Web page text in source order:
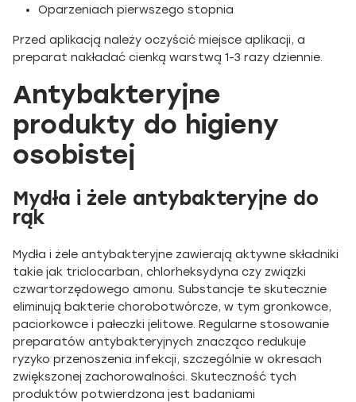
Oparzeniach pierwszego stopnia
Przed aplikacją należy oczyścić miejsce aplikacji, a
preparat nakładać cienką warstwą 1-3 razy dziennie.
Antybakteryjne
produkty do higieny
osobistej
Mydła i żele antybakteryjne do
rąk
Mydła i żele antybakteryjne zawierają aktywne składniki
takie jak triclocarban, chlorheksydyna czy związki
czwartorzędowego amonu. Substancje te skutecznie
eliminują bakterie chorobotwórcze, w tym gronkowce,
paciorkowce i pałeczki jelitowe. Regularne stosowanie
preparatów antybakteryjnych znacząco redukuje
ryzyko przenoszenia infekcji, szczególnie w okresach
zwiększonej zachorowalności. Skuteczność tych
produktów potwierdzona jest badaniami